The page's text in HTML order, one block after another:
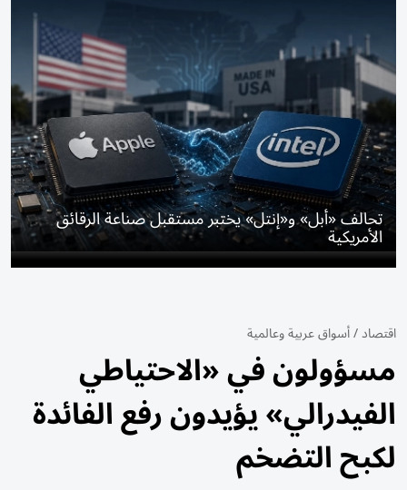
تحالف «أبل» و«إنتل» يختبر مستقبل صناعة الرقائق
الأمريكية
اقتصاد/أسواق عربية وعالمية
مسؤولون في «الاحتياطي
الفيدرالي» يؤيدون رفع الفائدة
لكبح التضخم